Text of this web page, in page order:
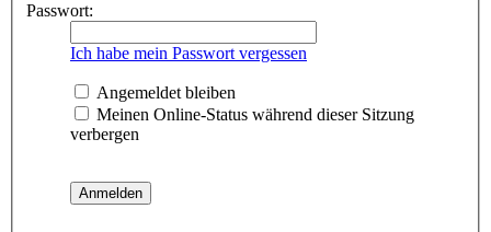
Passwort:
Ich habe mein Passwort vergessen
Angemeldet bleiben
Meinen Online-Status während dieser Sitzung
verbergen